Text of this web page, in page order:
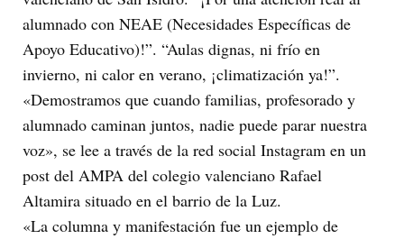
alumnado con NEAE (Necesidades Específicas de
Apoyo Educativo)!”. “Aulas dignas, ni frío en
invierno, ni calor en verano, ¡climatización ya!”.
«Demostramos que cuando familias, profesorado y
alumnado caminan juntos, nadie puede parar nuestra
voz», se lee a través de la red social Instagram en un
post del AMPA del colegio valenciano Rafael
Altamira situado en el barrio de la Luz.
«La columna y manifestación fue un ejemplo de